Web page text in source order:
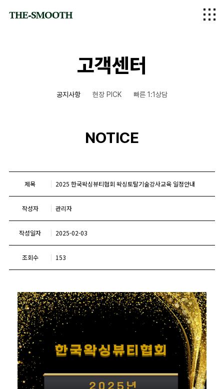
logo
고객센터
공지사항 현장 PICK 빠른 1:1상담
NOTICE
제목 2025 한국왁싱뷰티협회 왁싱토탈기술강사교육 일정안내
작성자 관리자
작성일자 2025-02-03
조회수 153